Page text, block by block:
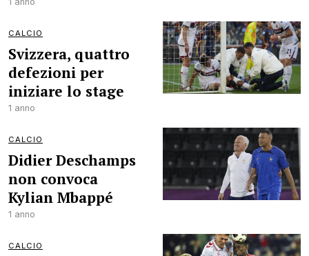
CALCIO
Svizzera, quattro
defezioni per
iniziare lo stage
1 anno
CALCIO
Didier Deschamps
non convoca
Kylian Mbappé
1 anno
CALCIO